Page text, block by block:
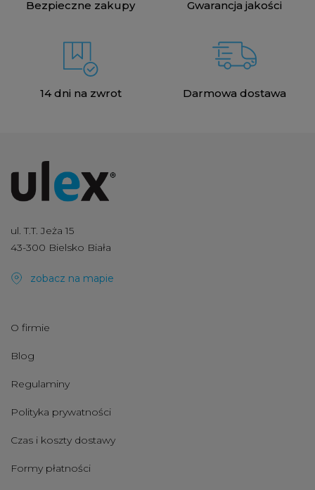
Bezpieczne zakupy Gwarancja jakości
14 dni na zwrot Darmowa dostawa
ul. T.T. Jeża 15
43-300 Bielsko Biała
zobacz na mapie
O firmie
Blog
Regulaminy
Polityka prywatności
Czas i koszty dostawy
Formy płatności